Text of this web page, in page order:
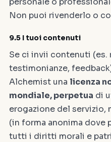
Non puoi rivenderlo o
9.5 I tuoi contenuti
Se ci invii contenuti
testimonianze,
Alchemist una licenza
mondiale, perpetua di
erogazione del servizio,
(in forma anonima dove
tutti i diritti morali e